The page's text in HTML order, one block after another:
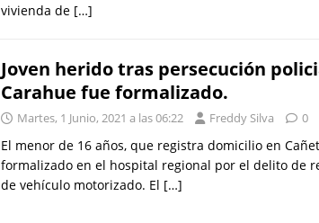
vivienda de […]
Joven herido tras persecución
Carahue fue formalizado.
Martes, 1 Junio, 2021 a las 06:22 Freddy Silva 0
El menor de 16 años, que registra domicilio en
formalizado en el hospital regional por el delito de
de vehículo motorizado. El […]